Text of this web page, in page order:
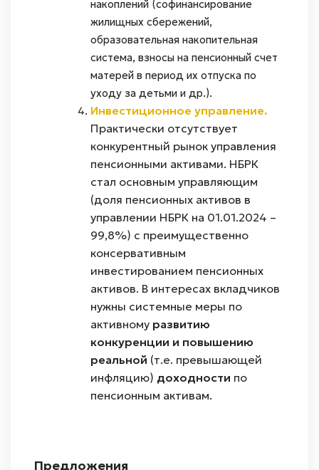
накоплений (софинансирование
жилищных сбережений,
образовательная накопительная
система, взносы на пенсионный счет
матерей в период их отпуска по
уходу за детьми и др.).
Инвестиционное управление.
Практически отсутствует
конкурентный рынок управления
пенсионными активами. НБРК
стал основным управляющим
(доля пенсионных активов в
управлении НБРК на 01.01.2024 –
99,8%) с преимущественно
консервативным
инвестированием пенсионных
активов. В интересах вкладчиков
нужны системные меры по
активному развитию
конкуренции и повышению
реальной (т.е. превышающей
инфляцию) доходности по
пенсионным активам.
Предложения